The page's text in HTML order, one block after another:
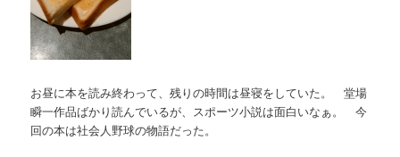
お昼に本を読み終わって、残りの時間は昼寝をしていた。 堂場
瞬一作品ばかり読んでいるが、スポーツ小説は面白いなぁ。 今
回の本は社会人野球の物語だった。